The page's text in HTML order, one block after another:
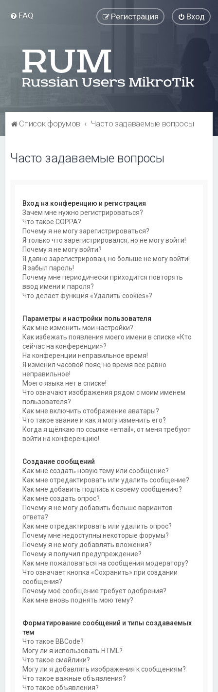
FAQ Вход
Регистрация
Список форумов Часто задаваемые вопросы
Часто задаваемые вопросы
Вход на конференцию и регистрация
Зачем мне нужно регистрироваться?
Что такое COPPA?
Почему я не могу зарегистрироваться?
Я только что зарегистрировался, но не могу войти!
Почему я не могу войти?
Я давно зарегистрирован, но больше не могу войти!
Я забыл пароль!
Почему мне периодически приходится повторять
ввод имени и пароля?
Что делает функция «Удалить cookies»?
Параметры и настройки пользователя
Как мне изменить мои настройки?
Как избежать появления моего имени в списке «Кто
сейчас на конференции»?
На конференции неправильное время!
Я изменил часовой пояс, но время всё равно
неправильное!
Моего языка нет в списке!
Что означают изображения рядом с моим именем
пользователя?
Как мне включить отображение аватары?
Что такое звание и как я могу изменить его?
Когда я щёлкаю по ссылке «email», от меня требуют
войти на конференцию!
Создание сообщений
Как мне создать новую тему или сообщение?
Как мне отредактировать или удалить сообщение?
Как мне добавить подпись к своему сообщению?
Как мне создать опрос?
Почему я не могу добавить больше вариантов
ответа?
Как мне отредактировать или удалить опрос?
Почему мне недоступны некоторые форумы?
Почему я не могу добавлять вложения?
Почему я получил предупреждение?
Как мне пожаловаться на сообщения модератору?
Что означает кнопка «Сохранить» при создании
сообщения?
Почему моё сообщение требует одобрения?
Как мне вновь поднять мою тему?
Форматирование сообщений и типы создаваемых
тем
Что такое BBCode?
Могу ли я использовать HTML?
Что такое смайлики?
Могу ли я добавлять изображения к сообщениям?
Что такое важные объявления?
Что такое объявления?